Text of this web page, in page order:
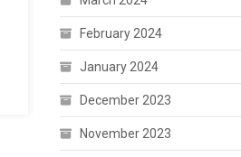
February 2024
January 2024
December 2023
November 2023